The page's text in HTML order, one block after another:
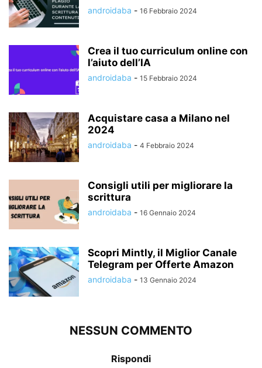
androidaba - 16 Febbraio 2024
Crea il tuo curriculum online con
l’aiuto dell’IA
androidaba - 15 Febbraio 2024
Acquistare casa a Milano nel
2024
androidaba - 4 Febbraio 2024
Consigli utili per migliorare la
scrittura
androidaba - 16 Gennaio 2024
Scopri Mintly, il Miglior Canale
Telegram per Offerte Amazon
androidaba - 13 Gennaio 2024
NESSUN COMMENTO
Rispondi